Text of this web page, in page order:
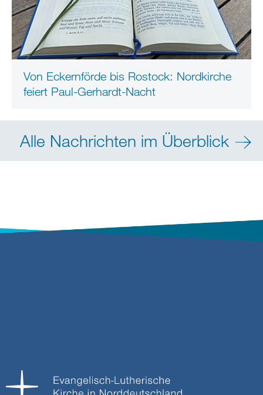
Von Eckernförde bis Rostock: Nordkirche
feiert Paul-Gerhardt-Nacht
Alle Nachrichten im Überblick